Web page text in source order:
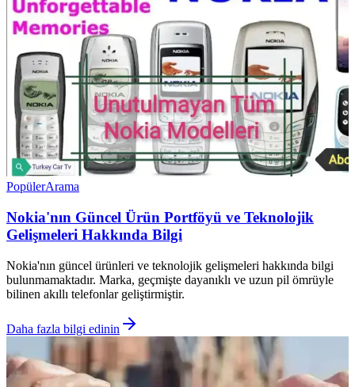
PopülerArama
Nokia'nın Güncel Ürün Portföyü ve Teknolojik
Gelişmeleri Hakkında Bilgi
Nokia'nın güncel ürünleri ve teknolojik gelişmeleri hakkında bilgi
bulunmamaktadır. Marka, geçmişte dayanıklı ve uzun pil ömrüyle
bilinen akıllı telefonlar geliştirmiştir.
Daha fazla bilgi edinin